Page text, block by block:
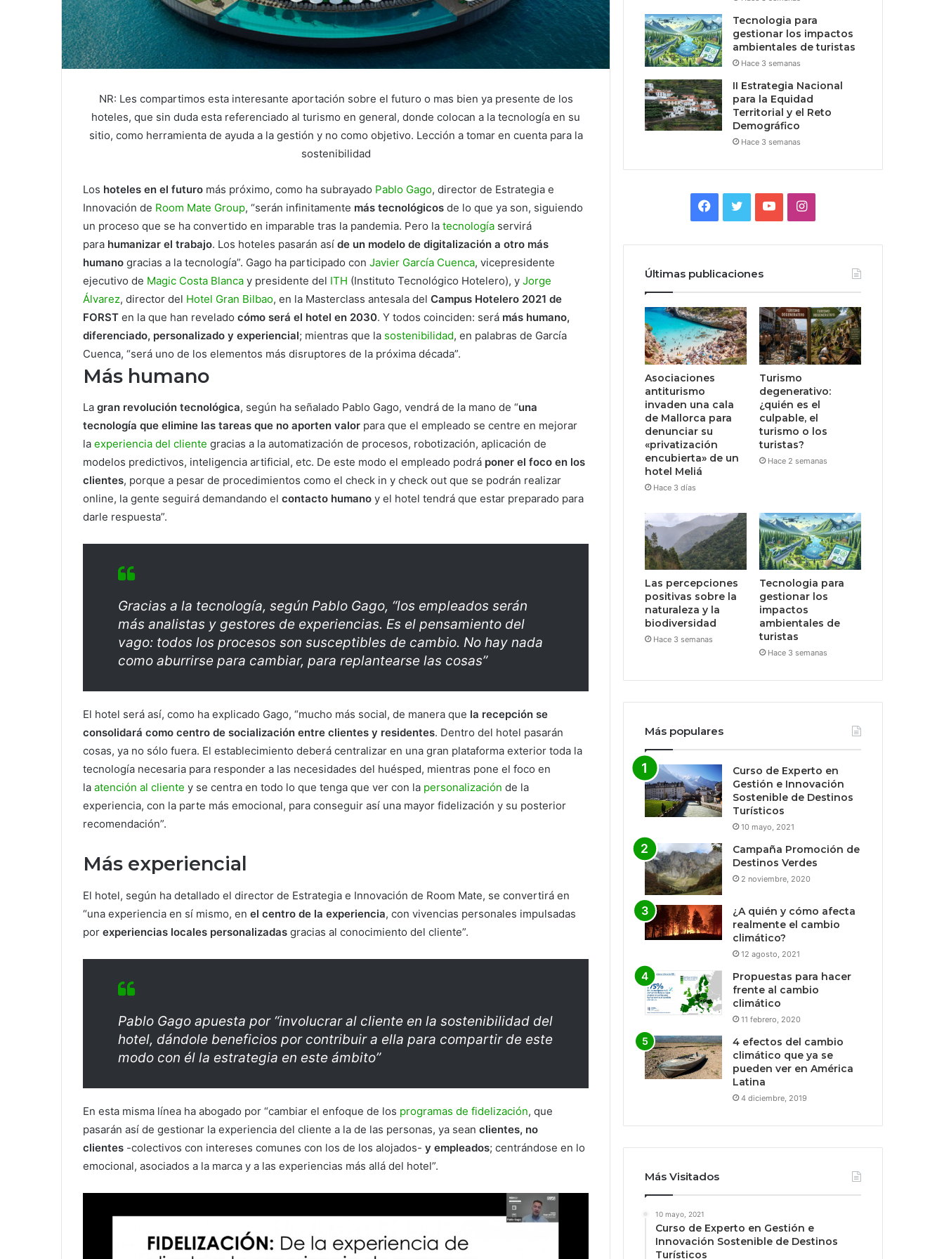
NR: Les compartimos esta interesante aportación sobre el futuro o mas bien ya presente de los
hoteles, que sin duda esta referenciado al turismo en general, donde colocan a la tecnología en su
sitio, como herramienta de ayuda a la gestión y no como objetivo. Lección a tomar en cuenta para la
sostenibilidad
Los hoteles en el futuro más próximo, como ha subrayado Pablo Gago, director de Estrategia e
Innovación de Room Mate Group, “serán infinitamente más tecnológicos de lo que ya son, siguiendo
un proceso que se ha convertido en imparable tras la pandemia. Pero la tecnología servirá
para humanizar el trabajo. Los hoteles pasarán así de un modelo de digitalización a otro más
humano gracias a la tecnología”. Gago ha participado con Javier García Cuenca, vicepresidente
ejecutivo de Magic Costa Blanca y presidente del ITH (Instituto Tecnológico Hotelero), y Jorge
Álvarez, director del Hotel Gran Bilbao, en la Masterclass antesala del Campus Hotelero 2021 de
FORST en la que han revelado cómo será el hotel en 2030. Y todos coinciden: será más humano,
diferenciado, personalizado y experiencial; mientras que la sostenibilidad, en palabras de García
Cuenca, “será uno de los elementos más disruptores de la próxima década”.
Más humano
La gran revolución tecnológica, según ha señalado Pablo Gago, vendrá de la mano de “una
tecnología que elimine las tareas que no aporten valor para que el empleado se centre en mejorar
la experiencia del cliente gracias a la automatización de procesos, robotización, aplicación de
modelos predictivos, inteligencia artificial, etc. De este modo el empleado podrá poner el foco en los
clientes, porque a pesar de procedimientos como el check in y check out que se podrán realizar
online, la gente seguirá demandando el contacto humano y el hotel tendrá que estar preparado para
darle respuesta”.
Gracias a la tecnología, según Pablo Gago, “los empleados serán
más analistas y gestores de experiencias. Es el pensamiento del
vago: todos los procesos son susceptibles de cambio. No hay nada
como aburrirse para cambiar, para replantearse las cosas”
El hotel será así, como ha explicado Gago, “mucho más social, de manera que la recepción se
consolidará como centro de socialización entre clientes y residentes. Dentro del hotel pasarán
cosas, ya no sólo fuera. El establecimiento deberá centralizar en una gran plataforma exterior toda la
tecnología necesaria para responder a las necesidades del huésped, mientras pone el foco en
la atención al cliente y se centra en todo lo que tenga que ver con la personalización de la
experiencia, con la parte más emocional, para conseguir así una mayor fidelización y su posterior
recomendación”.
Más experiencial
El hotel, según ha detallado el director de Estrategia e Innovación de Room Mate, se convertirá en
“una experiencia en sí mismo, en el centro de la experiencia, con vivencias personales impulsadas
por experiencias locales personalizadas gracias al conocimiento del cliente”.
Pablo Gago apuesta por “involucrar al cliente en la sostenibilidad del
hotel, dándole beneficios por contribuir a ella para compartir de este
modo con él la estrategia en este ámbito”
En esta misma línea ha abogado por “cambiar el enfoque de los programas de fidelización, que
pasarán así de gestionar la experiencia del cliente a la de las personas, ya sean clientes, no
clientes -colectivos con intereses comunes con los de los alojados- y empleados; centrándose en lo
emocional, asociados a la marca y a las experiencias más allá del hotel”.
Tecnologia para
gestionar los impactos
ambientales de turistas
Hace 3 semanas
II Estrategia Nacional
para la Equidad
Territorial y el Reto
Demográfico
Hace 3 semanas
Facebook
TwitterYouTubeInstagram
Últimas publicaciones
Asociaciones
antiturismo
invaden una cala
de Mallorca para
denunciar su
«privatización
encubierta» de un
hotel Meliá
Hace 3 días
Turismo
degenerativo:
¿quién es el
culpable, el
turismo o los
turistas?
Hace 2 semanas
Las percepciones
positivas sobre la
naturaleza y la
biodiversidad
Hace 3 semanas
Tecnologia para
gestionar los
impactos
ambientales de
turistas
Hace 3 semanas
Más populares
Curso de Experto en
Gestión e Innovación
Sostenible de Destinos
Turísticos
10 mayo, 2021
Campaña Promoción de
Destinos Verdes
2 noviembre, 2020
¿A quién y cómo afecta
realmente el cambio
climático?
12 agosto, 2021
Propuestas para hacer
frente al cambio
climático
11 febrero, 2020
4 efectos del cambio
climático que ya se
pueden ver en América
Latina
4 diciembre, 2019
Más Visitados
10 mayo, 2021
Curso de Experto en Gestión e
Innovación Sostenible de Destinos
Turísticos